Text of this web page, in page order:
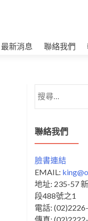
最新消息 聯絡我們
尋
鍵
字:
聯絡我們
臉書連結
EMAIL:
地址: 235-57
段488號之1
電話: